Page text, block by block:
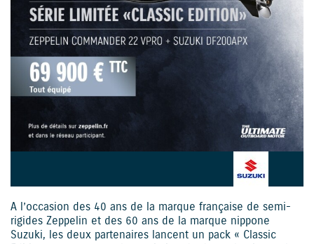
A l’occasion des 40 ans de la marque française de semi-
rigides Zeppelin et des 60 ans de la marque nippone
Suzuki, les deux partenaires lancent un pack « Classic